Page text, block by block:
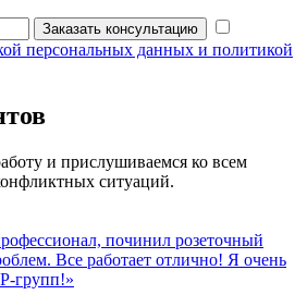
Заказать консультацию
персональных данных и политикой
и прислушиваемся ко всем
ситуаций.
починил розеточный
Все работает отлично! Я очень
групп!»